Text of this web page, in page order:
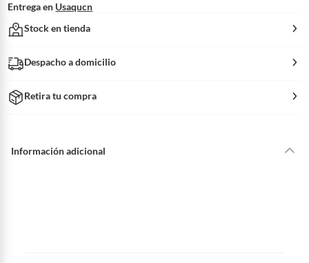
Entrega en Usaqucn
Stock en tienda
Despacho a domicilio
Retira tu compra
Información adicional